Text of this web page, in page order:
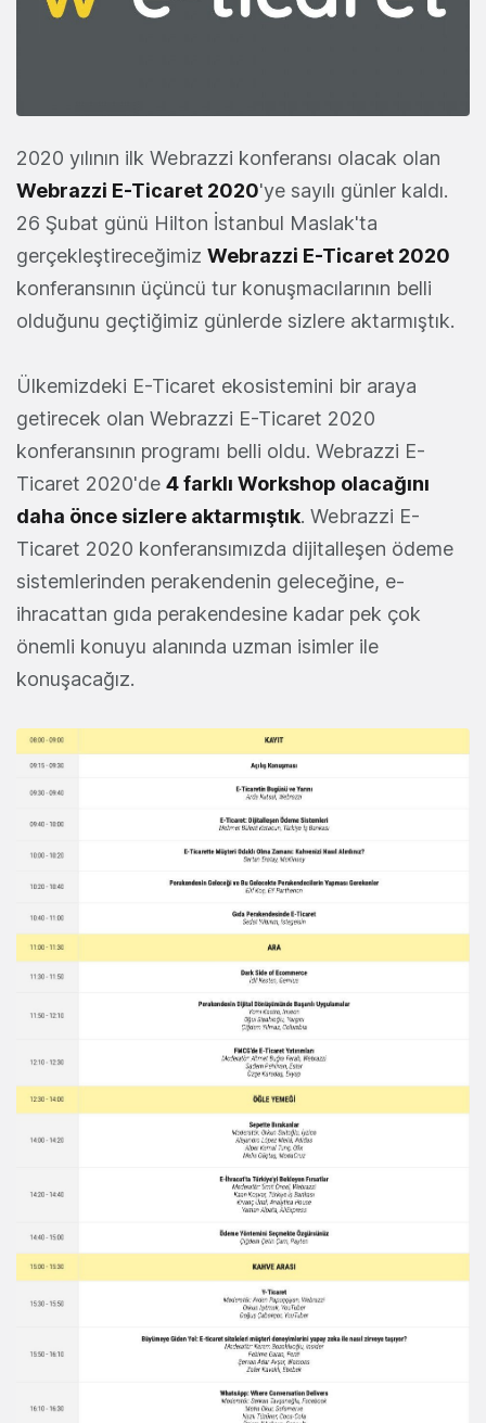
2020 yılının ilk Webrazzi konferansı olacak olan
Webrazzi E-Ticaret 2020'ye sayılı günler kaldı.
26 Şubat günü Hilton İstanbul Maslak'ta
gerçekleştireceğimiz Webrazzi E-Ticaret 2020
konferansının üçüncü tur konuşmacılarının belli
olduğunu geçtiğimiz günlerde sizlere aktarmıştık.
Ülkemizdeki E-Ticaret ekosistemini bir araya
getirecek olan Webrazzi E-Ticaret 2020
konferansının programı belli oldu. Webrazzi E-
Ticaret 2020'de 4 farklı Workshop olacağını
daha önce sizlere aktarmıştık. Webrazzi E-
Ticaret 2020 konferansımızda dijitalleşen ödeme
sistemlerinden perakendenin geleceğine, e-
ihracattan gıda perakendesine kadar pek çok
önemli konuyu alanında uzman isimler ile
konuşacağız.